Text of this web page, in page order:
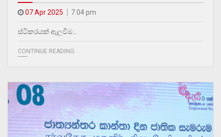
07 Apr 2025 7.04 pm
ස්ටිකරයක් ඇලවීම…
CONTINUE READING